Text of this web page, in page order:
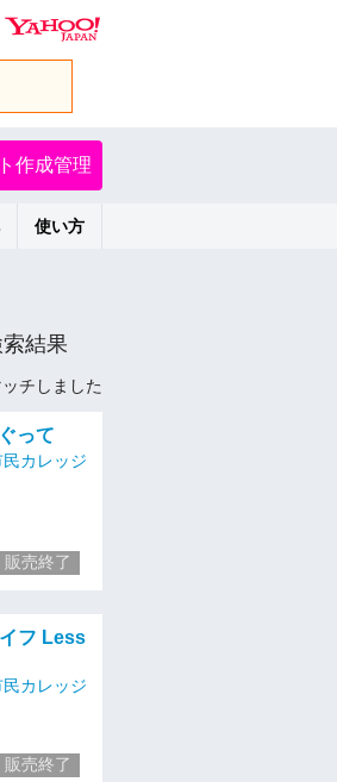
作成管理
使い方
結果
チしました
って
カレッジ
販売終了
フ Less
カレッジ
販売終了